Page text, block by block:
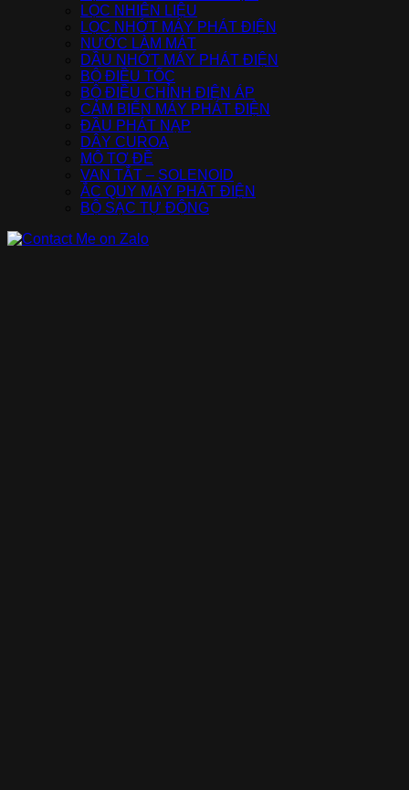
LỌC NHIÊN LIỆU
LỌC NHỚT MÁY PHÁT ĐIỆN
NƯỚC LÀM MÁT
DẦU NHỚT MÁY PHÁT ĐIỆN
BỘ ĐIỀU TỐC
BỘ ĐIỀU CHỈNH ĐIỆN ÁP
CẢM BIẾN MÁY PHÁT ĐIỆN
ĐẦU PHÁT NẠP
DÂY CUROA
MÔ TƠ ĐỀ
VAN TẮT – SOLENOID
ẮC QUY MÁY PHÁT ĐIỆN
BỘ SẠC TỰ ĐỘNG